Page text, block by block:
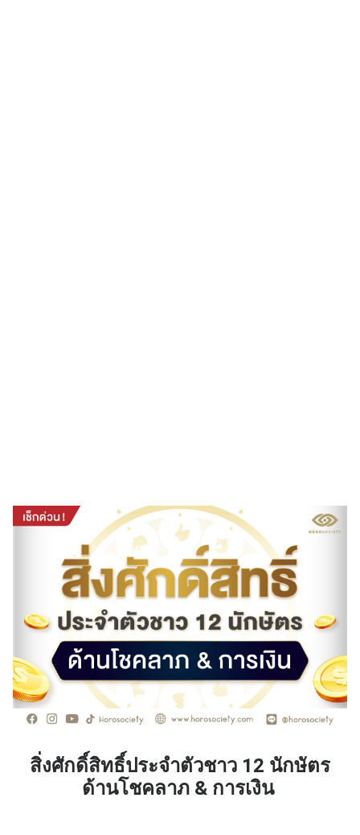
สิ่งศักดิ์สิทธิ์ประจำตัวชาว 12 นักษัตร
ด้านโชคลาภ & การเงิน